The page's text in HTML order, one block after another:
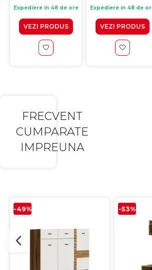
Expediere in 48 de ore
VEZI PRODUS
Expediere in 48 de
VEZI PRODUS
FRECVENT
CUMPARATE
IMPREUNA
-49% -53%